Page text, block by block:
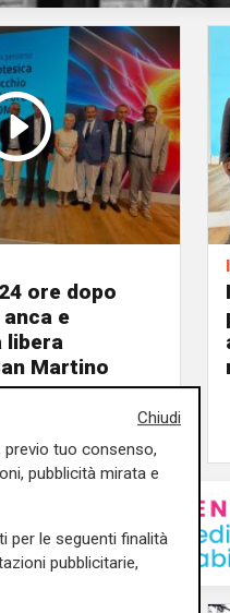
ore dopo
e
libera
Martino
di r.c.
Chiudi
tuo consenso,
pubblicità mirata e
per le seguenti finalità
pubblicitarie,